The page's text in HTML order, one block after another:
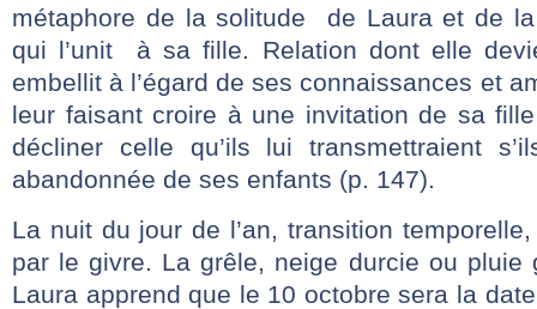
métaphore de la solitude de Laura et de
qui l’unit à sa fille. Relation dont elle
embellit à l’égard de ses connaissances et
leur faisant croire à une invitation de sa
décliner celle qu’ils lui transmettraient
abandonnée de ses enfants (p. 147).
La nuit du jour de l’an, transition
par le givre. La grêle, neige durcie ou pluie
Laura apprend que le 10 octobre sera la